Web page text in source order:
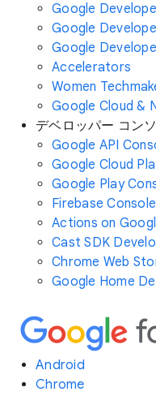
Google
Google
Google
Accelerators
Women
Google Cloud &
デベロッパー コン
Google API
Google Cloud
Google Play
Firebase Console
Actions on
Cast SDK
Chrome Web
Google Home
Android
Chrome